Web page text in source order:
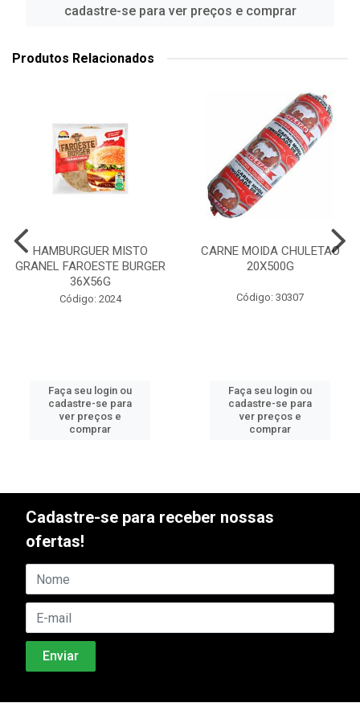
cadastre-se para ver preços e comprar
Produtos Relacionados
HAMBURGUER MISTO
GRANEL FAROESTE BURGER
36X56G
Código: 2024
Faça seu login ou
cadastre-se para
ver preços e
comprar
CARNE MOIDA CHULETAO
20X500G
Código: 30307
Faça seu login ou
cadastre-se para
ver preços e
comprar
Cadastre-se para receber nossas
ofertas!